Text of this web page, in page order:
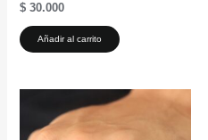
$ 30.000
Añadir al carrito